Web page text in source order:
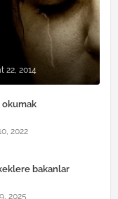
22, 2014
okumak
2022
bakanlar
2025